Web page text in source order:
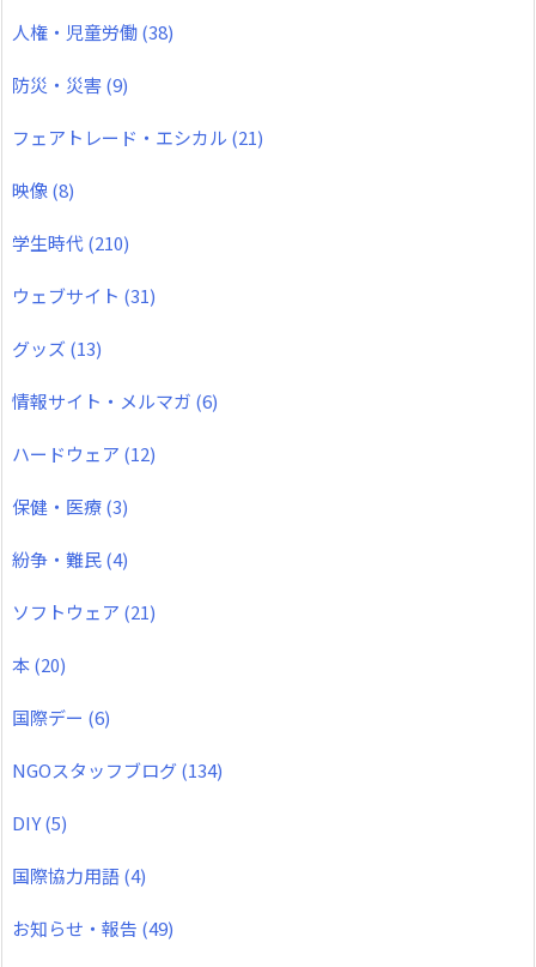
人権・児童労働(38)
防災・災害(9)
フェアトレード・エシカル (21)
映像(8)
学生時代(210)
ウェブサイト (31)
グッズ (13)
情報サイト・メルマガ (6)
ハードウェア (12)
保健・医療(3)
紛争・難民(4)
ソフトウェア (21)
本(20)
国際デー (6)
NGOスタッフブログ(134)
DIY(5)
国際協力用語(4)
お知らせ・報告 (49)